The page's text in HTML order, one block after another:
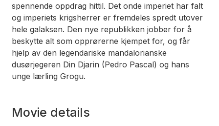
spennende oppdrag hittil. Det onde imperiet har falt
og imperiets krigsherrer er fremdeles spredt utover
hele galaksen. Den nye republikken jobber for å
beskytte alt som opprørerne kjempet for, og får
hjelp av den legendariske mandalorianske
dusørjegeren Din Djarin (Pedro Pascal) og hans
unge lærling Grogu.
Movie details